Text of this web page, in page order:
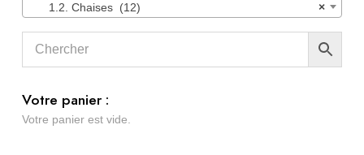
×
1.2. Chaises (12)
Votre panier :
Votre panier est vide.